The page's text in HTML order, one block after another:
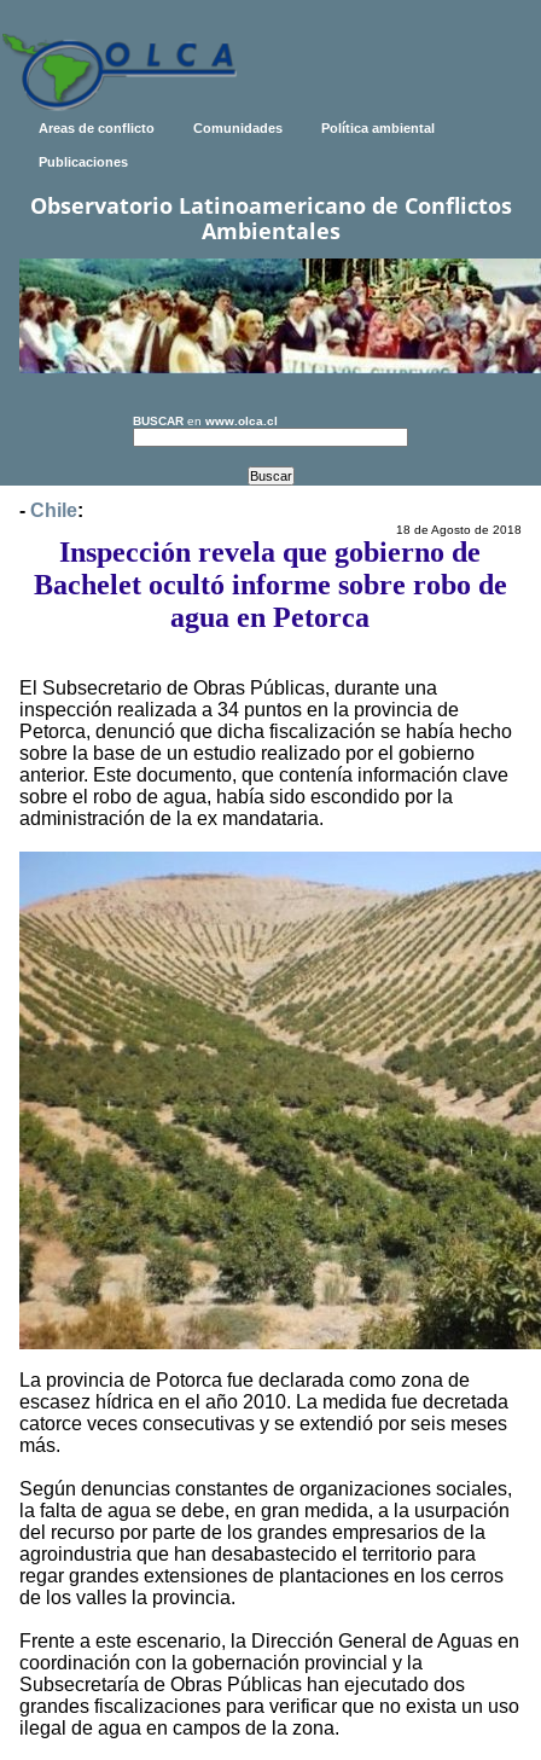
Areas de conflicto Comunidades Política ambiental
Publicaciones
Observatorio Latinoamericano de Conflictos
Ambientales
BUSCAR en www.olca.cl
- Chile:
18 de Agosto de 2018
Inspección revela que gobierno de
Bachelet ocultó informe sobre robo de
agua en Petorca
El Subsecretario de Obras Públicas, durante una
inspección realizada a 34 puntos en la provincia de
Petorca, denunció que dicha fiscalización se había hecho
sobre la base de un estudio realizado por el gobierno
anterior. Este documento, que contenía información clave
sobre el robo de agua, había sido escondido por la
administración de la ex mandataria.
La provincia de Potorca fue declarada como zona de
escasez hídrica en el año 2010. La medida fue decretada
catorce veces consecutivas y se extendió por seis meses
más.
Según denuncias constantes de organizaciones sociales,
la falta de agua se debe, en gran medida, a la usurpación
del recurso por parte de los grandes empresarios de la
agroindustria que han desabastecido el territorio para
regar grandes extensiones de plantaciones en los cerros
de los valles la provincia.
Frente a este escenario, la Dirección General de Aguas en
coordinación con la gobernación provincial y la
Subsecretaría de Obras Públicas han ejecutado dos
grandes fiscalizaciones para verificar que no exista un uso
ilegal de agua en campos de la zona.